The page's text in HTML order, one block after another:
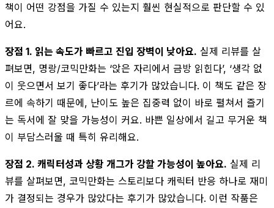
책이 어떤 강점을 가질 수 있는지 훨씬 현실적으로 판단할 수 있
어요.
장점 1. 읽는 속도가 빠르고 진입 장벽이 낮아요. 실제 리뷰를 살
펴보면, 명랑/코믹만화는 ‘앉은 자리에서 금방 읽힌다’, ‘생각 없
이 웃으면서 보기 좋다’라는 후기가 많았습니다. 이 책도 같은 장
르에 속하기 때문에, 난이도 높은 집중력 없이 바로 펼쳐서 즐기
는 독서에 잘 맞을 가능성이 커요. 바쁜 일상에서 길고 무거운 책
이 부담스러울 때 특히 유리해요.
장점 2. 캐릭터성과 상황 개그가 강할 가능성이 높아요. 실제 리
뷰를 살펴보면, 코믹만화는 스토리보다 캐릭터 반응 하나로 재미
가 결정되는 경우가 많았다는 후기가 많았습니다. 이런 작품은